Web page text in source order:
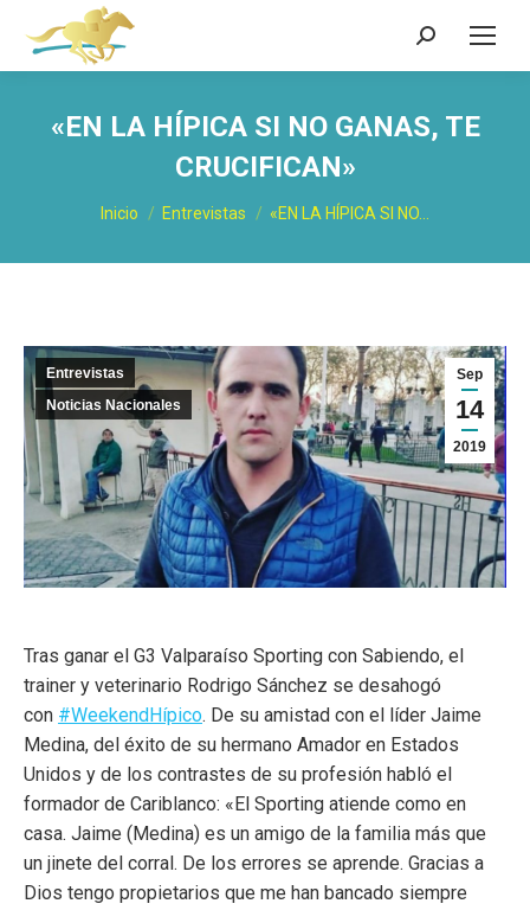
Buscar:
«EN LA HÍPICA SI NO GANAS, TE
CRUCIFICAN»
Estás aquí:
Inicio Entrevistas «EN LA HÍPICA SI NO…
Sep
14
2019
Entrevistas
Noticias Nacionales
Tras ganar el G3 Valparaíso Sporting con Sabiendo, el
trainer y veterinario Rodrigo Sánchez se desahogó
con #WeekendHípico. De su amistad con el líder Jaime
Medina, del éxito de su hermano Amador en Estados
Unidos y de los contrastes de su profesión habló el
formador de Cariblanco: «El Sporting atiende como en
casa. Jaime (Medina) es un amigo de la familia más que
un jinete del corral. De los errores se aprende. Gracias a
Dios tengo propietarios que me han bancado siempre